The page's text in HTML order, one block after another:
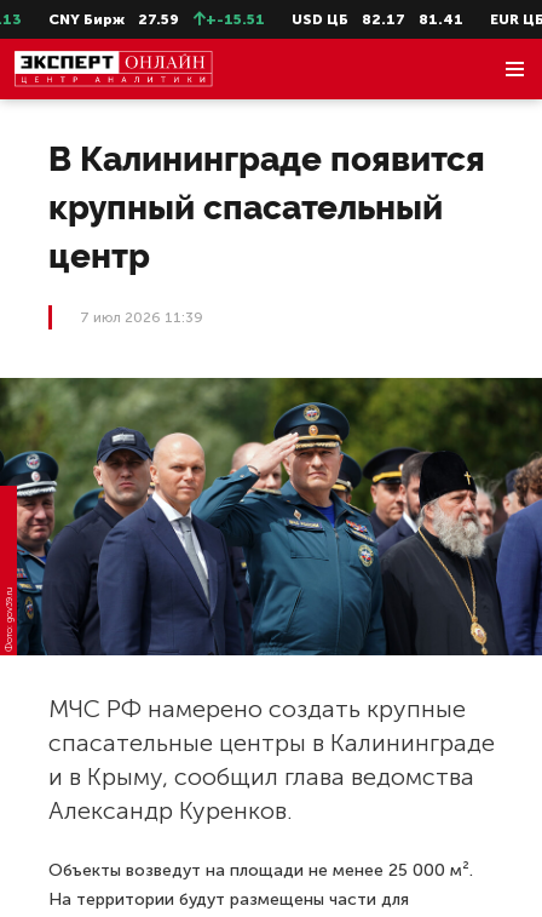
CNY Бирж 27.59 +-15.51 USD ЦБ 82.17 81.41 EUR ЦБ
В Калининграде появится
крупный спасательный
центр
7 июл 2026 11:39
Фото: gov39.ru
МЧС РФ намерено создать крупные
спасательные центры в Калининграде
и в Крыму, сообщил глава ведомства
Александр Куренков.
Объекты возведут на площади не менее 25 000 м².
На территории будут размещены части для